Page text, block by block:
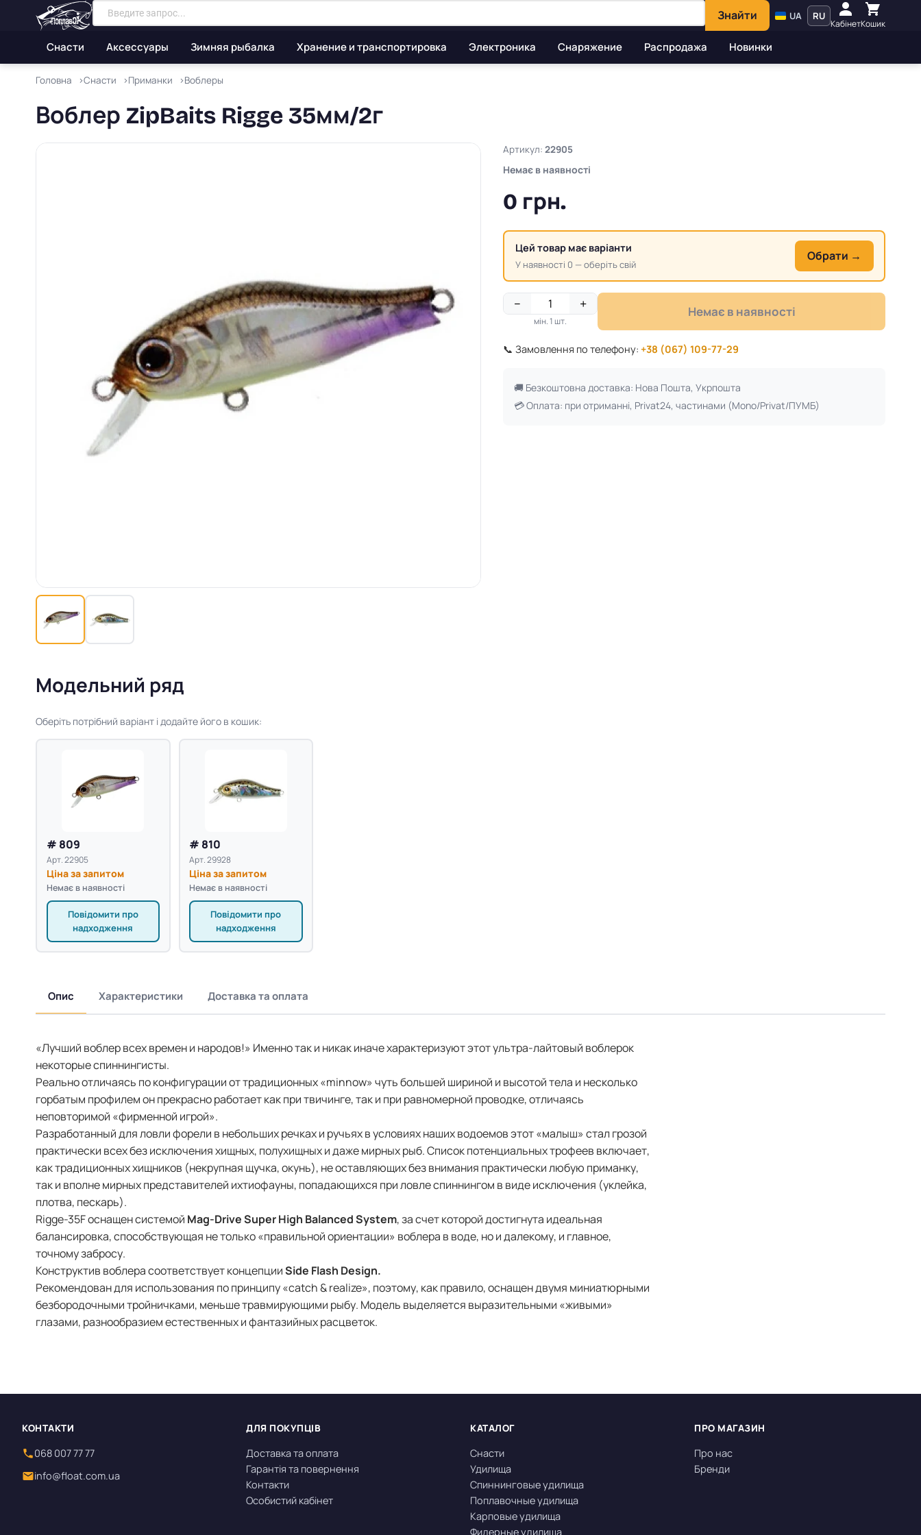
Знайти UA RU
КабінетКошик
Снасти Аксессуары Зимняя рыбалка Хранение и транспортировка Электроника Снаряжение Распродажа Новинки
Головна Снасти Приманки Воблеры
Воблер ZipBaits Rigge 35мм/2г
Артикул: 22905
Немає в наявності
0 грн.
Цей товар має варіанти
У наявності 0 — оберіть свій
Обрати →
− +
мін. 1 шт.
Немає в наявності
📞 Замовлення по телефону: +38 (067) 109-77-29
🚚 Безкоштовна доставка: Нова Пошта, Укрпошта
💳 Оплата: при отриманні, Privat24, частинами (Mono/Privat/ПУМБ)
Модельний ряд
Оберіть потрібний варіант і додайте його в кошик:
# 809
Арт. 22905
Ціна за запитом
Немає в наявності
Повідомити про
надходження
# 810
Арт. 29928
Ціна за запитом
Немає в наявності
Повідомити про
надходження
Опис Характеристики Доставка та оплата
«Лучший воблер всех времен и народов!» Именно так и никак иначе характеризуют этот ультра-лайтовый воблерок
некоторые спиннингисты.
Реально отличаясь по конфигурации от традиционных «minnow» чуть большей шириной и высотой тела и несколько
горбатым профилем он прекрасно работает как при твичинге, так и при равномерной проводке, отличаясь
неповторимой «фирменной игрой».
Разработанный для ловли форели в небольших речках и ручьях в условиях наших водоемов этот «малыш» стал грозой
практически всех без исключения хищных, полухищных и даже мирных рыб. Список потенциальных трофеев включает,
как традиционных хищников (некрупная щучка, окунь), не оставляющих без внимания практически любую приманку,
так и вполне мирных представителей ихтиофауны, попадающихся при ловле спиннингом в виде исключения (уклейка,
плотва, пескарь).
Rigge-35F оснащен системой Mag-Drive Super High Balanced System, за счет которой достигнута идеальная
балансировка, способствующая не только «правильной ориентации» воблера в воде, но и далекому, и главное,
точному забросу.
Конструктив воблера соответствует концепцииSide Flash Design.
Рекомендован для использования по принципу «catch & realize», поэтому, как правило, оснащен двумя миниатюрными
безбородочными тройничками, меньше травмирующими рыбу. Модель выделяется выразительными «живыми»
глазами, разнообразием естественных и фантазийных расцветок.
КОНТАКТИ
068 007 77 77
info@float.com.ua
ДЛЯ ПОКУПЦІВ
Доставка та оплата
Гарантія та повернення
Контакти
Особистий кабінет
КАТАЛОГ
Снасти
Удилища
Спиннинговые удилища
Поплавочные удилища
Карповые удилища
Фидерные удилища
ПРО МАГАЗИН
Про нас
Бренди